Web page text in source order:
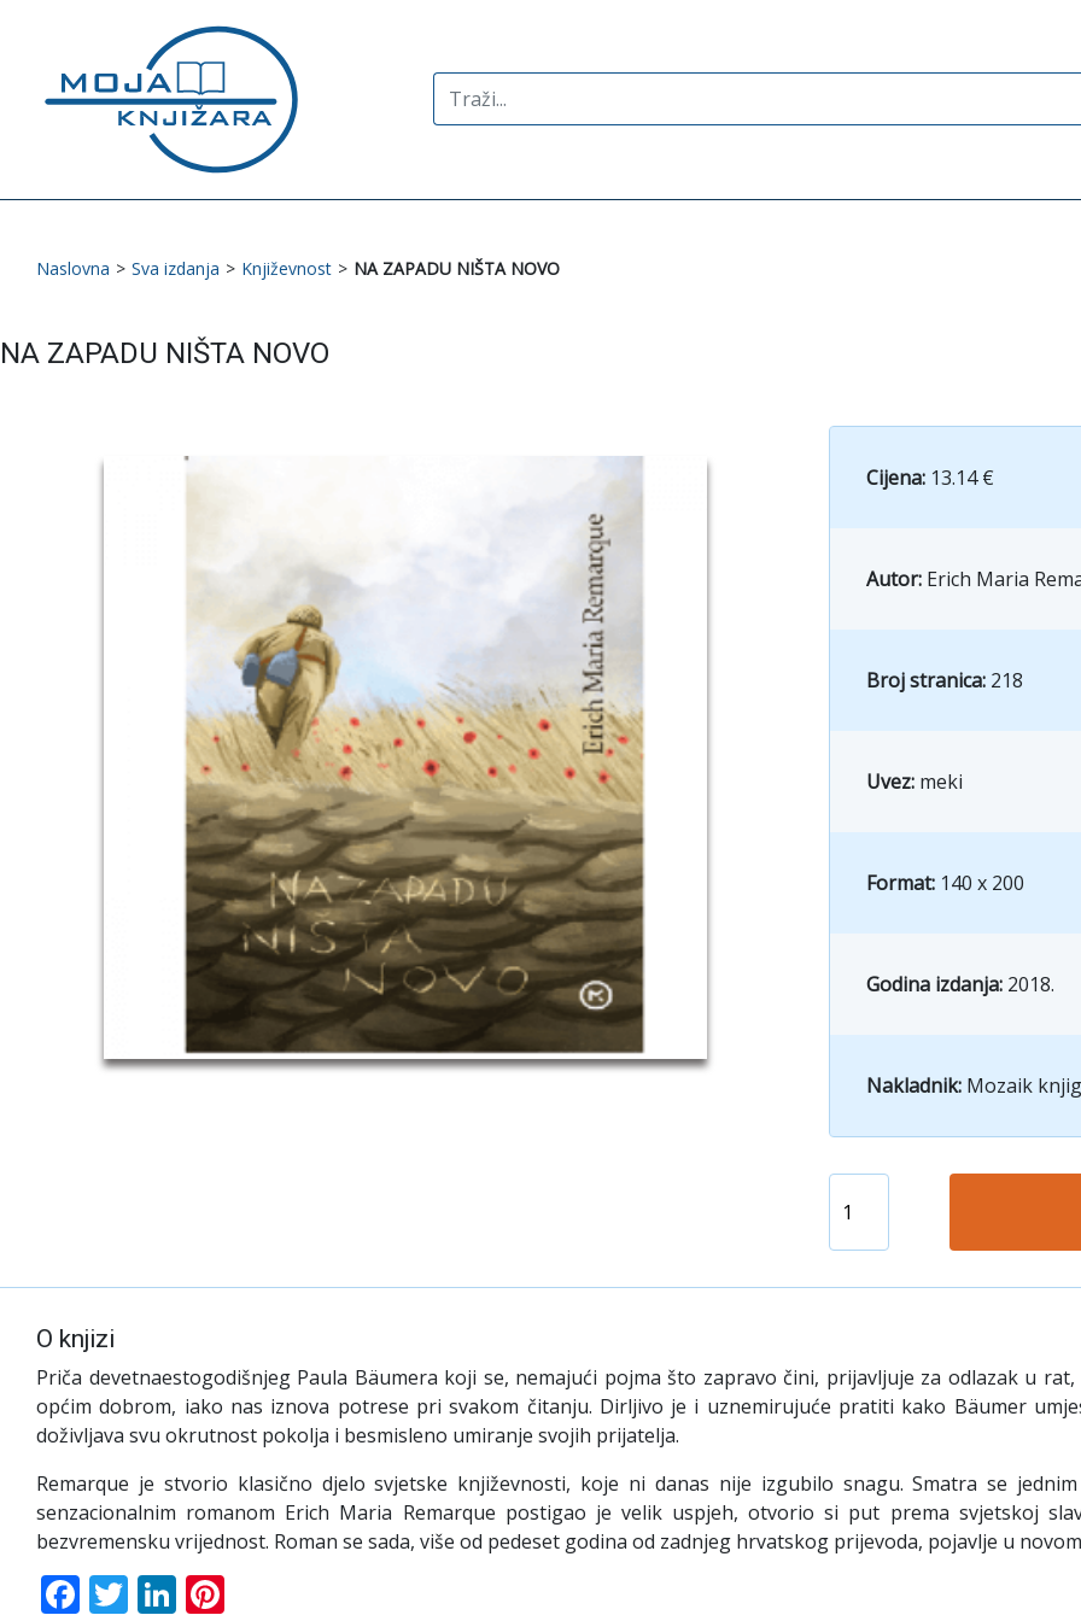
Search
for:
Naslovna > Sva izdanja > Književnost > NA ZAPADU NIŠTA NOVO
NA ZAPADU NIŠTA NOVO
Cijena: 13.14 €
Autor: Erich Maria
Broj stranica: 218
Uvez: meki
Format: 140 x 200
Godina izdanja: 2018.
Nakladnik: Mozaik
O knjizi
Priča devetnaestogodišnjeg Paula Bäumera koji se, nemajući pojma što zapravo čini, prijavljuje za odlazak u
općim dobrom, iako nas iznova potrese pri svakom čitanju. Dirljivo je i uznemirujuće pratiti kako Bäumer
doživljava svu okrutnost pokolja i besmisleno umiranje svojih prijatelja.
Remarque je stvorio klasično djelo svjetske književnosti, koje ni danas nije izgubilo snagu. Smatra se
senzacionalnim romanom Erich Maria Remarque postigao je velik uspjeh, otvorio si put prema svjetskoj
bezvremensku vrijednost. Roman se sada, više od pedeset godina od zadnjeg hrvatskog prijevoda, pojavlje u
Facebook
TwitterLinkedIn